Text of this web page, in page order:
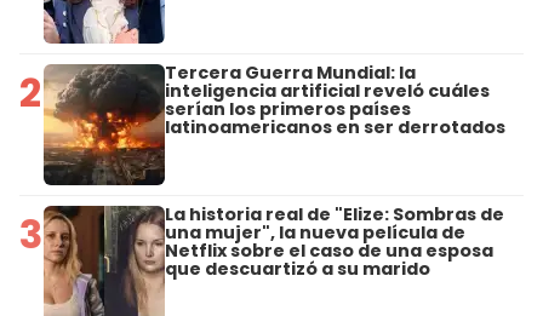
2 Tercera Guerra Mundial: la
inteligencia artificial reveló cuáles
serían los primeros países
latinoamericanos en ser derrotados
3 La historia real de "Elize: Sombras de
una mujer", la nueva película de
Netflix sobre el caso de una esposa
que descuartizó a su marido